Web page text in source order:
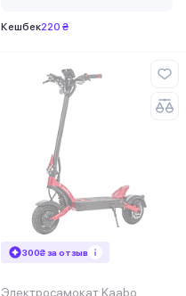
Кешбек220 ₴
300₴ за отзыв
Электросамокат Kaabo